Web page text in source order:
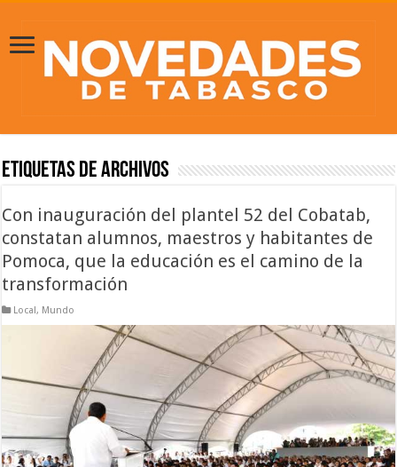
Etiquetas de Archivos
Con inauguración del plantel 52 del Cobatab,
constatan alumnos, maestros y habitantes de
Pomoca, que la educación es el camino de la
transformación
Local, Mundo